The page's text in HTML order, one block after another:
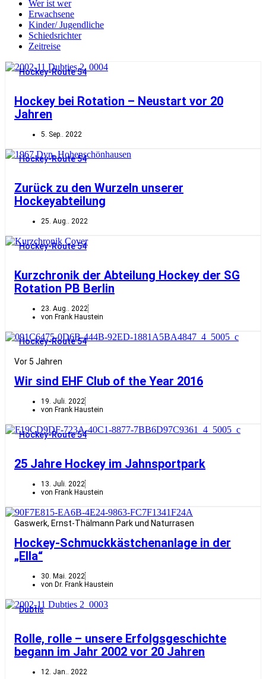
Wer ist wer
Erwachsene
Kinder/ Jugendliche
Schiedsrichter
Zeitreise
Hockey-Route 54
Hockey bei Rotation – Neustart vor 20
Jahren
5. Sep.. 2022
Hockey-Route 54
Zurück zu den Wurzeln unserer
Hockeyabteilung
25. Aug.. 2022
Hockey-Route 54
Kurzchronik der Abteilung Hockey der SG
Rotation PB Berlin
23. Aug.. 2022
von Frank Haustein
Hockey-Route 54
Vor 5 Jahren
Wir sind EHF Club of the Year 2016
19. Juli. 2022
von Frank Haustein
Hockey-Route 54
25 Jahre Hockey im Jahnsportpark
13. Juli. 2022
von Frank Haustein
Gaswerk, Ernst-Thälmann Park und Naturrasen
Hockey-Schmuckkästchenanlage in der
„Ella“
30. Mai. 2022
von Dr. Frank Haustein
Dubtis
Rolle, rolle – unsere Erfolgsgeschichte
begann im Jahr 2002 vor 20 Jahren
12. Jan.. 2022